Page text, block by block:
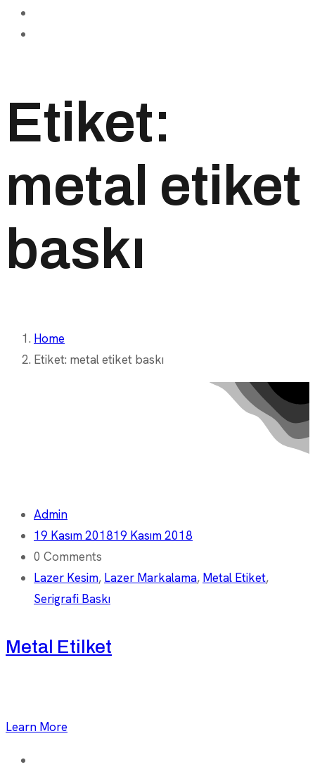
Etiket:
metal etiket
baskı
Home
Etiket: metal etiket baskı
Admin
19 Kasım 201819 Kasım 2018
0 Comments
Lazer Kesim, Lazer Markalama, Metal Etiket,
Serigrafi Baskı
Metal Etilket
Learn More